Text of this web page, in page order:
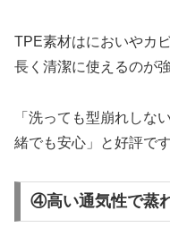
TPE素材はにおいやカ
長く清潔に使えるのが強
「洗っても型崩れしな
緒でも安心」と好評です
④高い通気性で蒸